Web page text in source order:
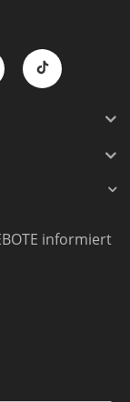
informiert